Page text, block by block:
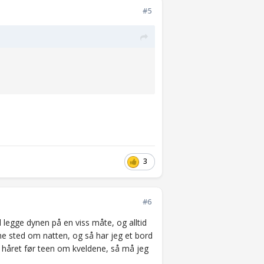
#5
3
#6
dynen på en viss måte, og alltid
sted om natten, og så har jeg et bord
før teen om kveldene, så må jeg